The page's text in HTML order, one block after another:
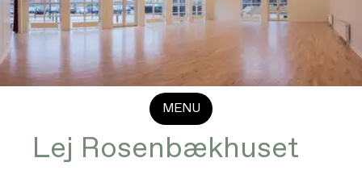
MENU
Faciliteter
Lej Rosenbækhuset